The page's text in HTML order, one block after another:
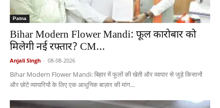
Patna
Bihar Modern Flower Mandi: फूल कारोबार को
मिलेगी नई रफ्तार? CM...
Anjali Singh - 08-08-2026
Bihar Modern Flower Mandi: बिहार में फूलों की खेती और व्यापार से जुड़े किसानों
और छोटे व्यापारियों के लिए एक आधुनिक बाज़ार की मांग...